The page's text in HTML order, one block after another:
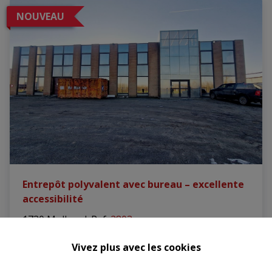
Vivez plus avec les cookies
NOUVEAU
Entrepôt polyvalent avec bureau – excellente
accessibilité
1730 Mollem|Ref: 2803
€ 900 /mois